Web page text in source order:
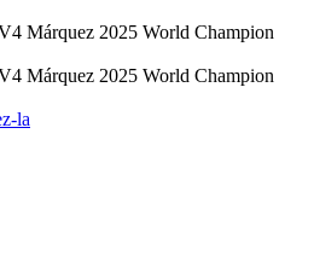
Márquez 2025 World Champion
Márquez 2025 World Champion
la